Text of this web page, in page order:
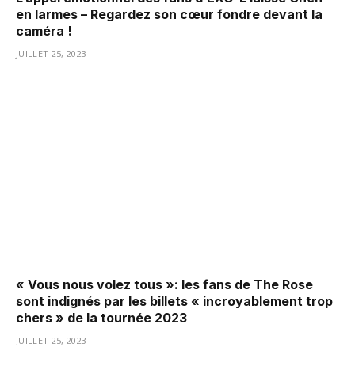
en larmes – Regardez son cœur fondre devant la
caméra !
JUILLET 25, 2023
« Vous nous volez tous »: les fans de The Rose
sont indignés par les billets « incroyablement trop
chers » de la tournée 2023
JUILLET 25, 2023